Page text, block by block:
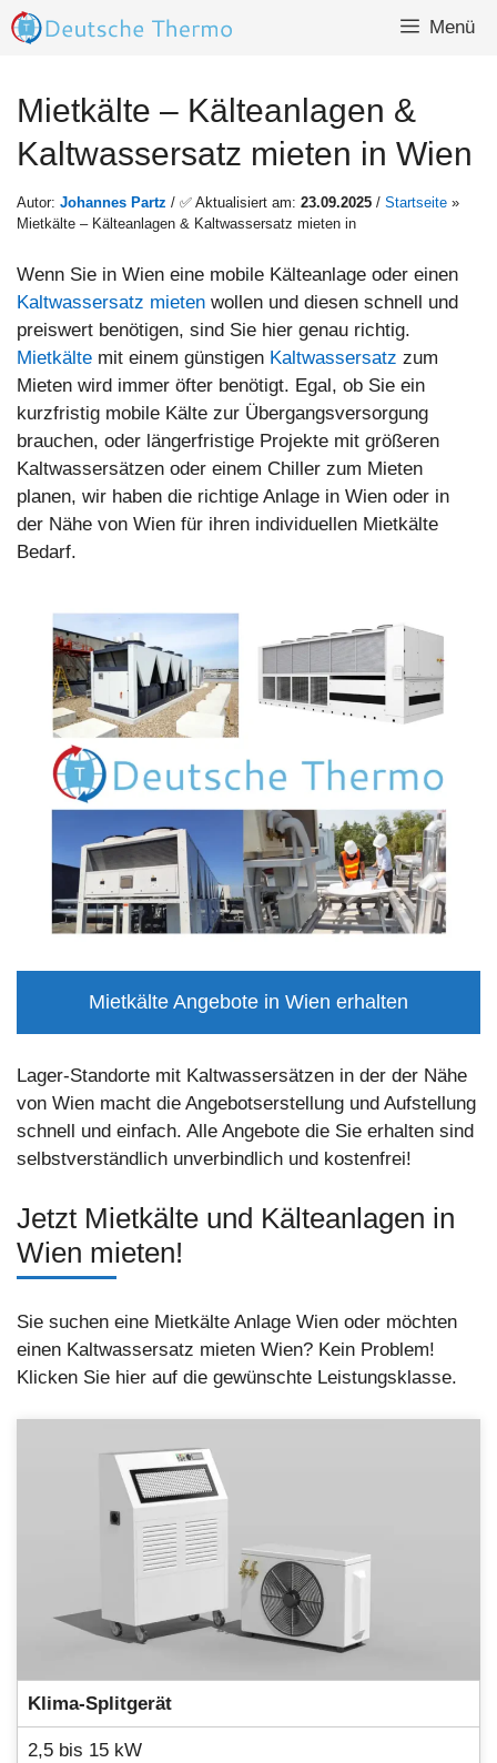
Zum
Inhalt
Menü
Mietkälte – Kälteanlagen &
Kaltwassersatz mieten in Wien
Autor: Johannes Partz / ✅ Aktualisiert am: 23.09.2025 / Startseite »
Mietkälte – Kälteanlagen & Kaltwassersatz mieten in
Wenn Sie in Wien eine mobile Kälteanlage oder einen
Kaltwassersatz mieten wollen und diesen schnell und
preiswert benötigen, sind Sie hier genau richtig.
Mietkälte mit einem günstigen Kaltwassersatz zum
Mieten wird immer öfter benötigt. Egal, ob Sie ein
kurzfristig mobile Kälte zur Übergangsversorgung
brauchen, oder längerfristige Projekte mit größeren
Kaltwassersätzen oder einem Chiller zum Mieten
planen, wir haben die richtige Anlage in Wien oder in
der Nähe von Wien für ihren individuellen Mietkälte
Bedarf.
Mietkälte Angebote in Wien erhalten
Lager-Standorte mit Kaltwassersätzen in der der Nähe
von Wien macht die Angebotserstellung und Aufstellung
schnell und einfach. Alle Angebote die Sie erhalten sind
selbstverständlich unverbindlich und kostenfrei!
Jetzt Mietkälte und Kälteanlagen in
Wien mieten!
Sie suchen eine Mietkälte Anlage Wien oder möchten
einen Kaltwassersatz mieten Wien? Kein Problem!
Klicken Sie hier auf die gewünschte Leistungsklasse.
Klima-Splitgerät
2,5 bis 15 kW